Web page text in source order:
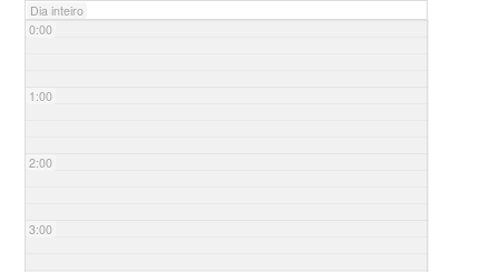
Dia inteiro
0:00
1:00
2:00
3:00